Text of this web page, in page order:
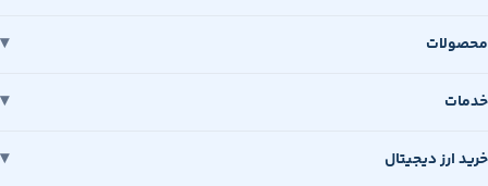
محصولات
خدمات
خرید ارز دیجیتال